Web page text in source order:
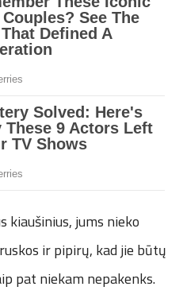
kiaušinius, jums nieko
ir pipirų, kad jie būtų
pat niekam nepakenks.